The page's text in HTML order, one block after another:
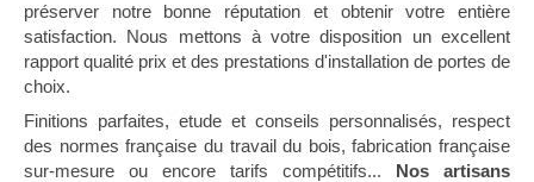
préserver notre bonne réputation et obtenir votre entière
satisfaction. Nous mettons à votre disposition un excellent
rapport qualité prix et des prestations d'installation de portes de
choix.
Finitions parfaites, etude et conseils personnalisés, respect
des normes française du travail du bois, fabrication française
sur-mesure ou encore tarifs compétitifs... Nos artisans